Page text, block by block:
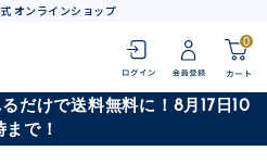
オンラインショップ
0
だけで送料無料に！8月17日10
まで！